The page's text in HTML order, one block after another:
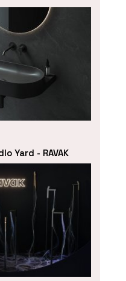
Yard - RAVAK